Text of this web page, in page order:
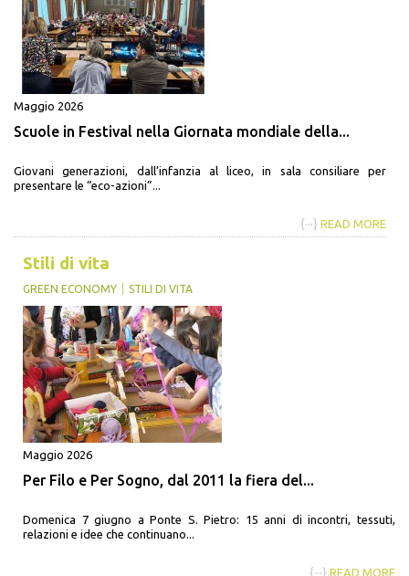
Maggio 2026
Scuole in Festival nella Giornata mondiale della...
Giovani generazioni, dall’infanzia al liceo, in sala consiliare per
presentare le “eco-azioni”...
{···} READ MORE
Stili di vita
GREEN ECONOMY STILI DI VITA
Maggio 2026
Per Filo e Per Sogno, dal 2011 la fiera del...
Domenica 7 giugno a Ponte S. Pietro: 15 anni di incontri, tessuti,
relazioni e idee che continuano...
{···} READ MORE